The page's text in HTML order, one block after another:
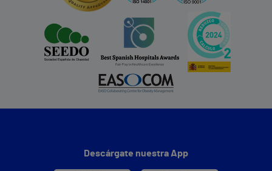
Descárgate nuestra App